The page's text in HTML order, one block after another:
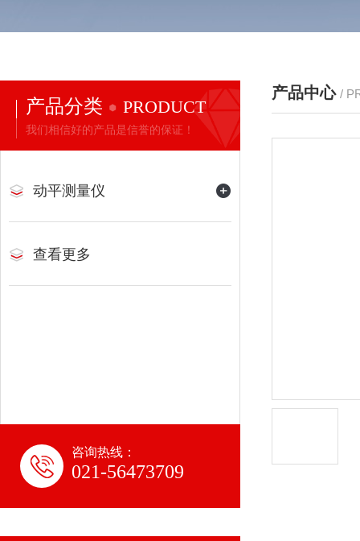
产品分类 PRODUCT
我们相信好的产品是信誉的保证！
动平测量仪
查看更多
咨询热线：
021-56473709
产品中心 /